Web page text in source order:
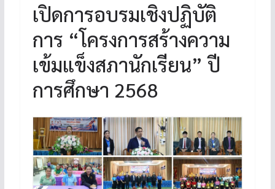
เปิดการอบรมเชิงปฏิบัติ
การ “โครงการสร้างความ
เข้มแข็งสภานักเรียน” ปี
การศึกษา 2568